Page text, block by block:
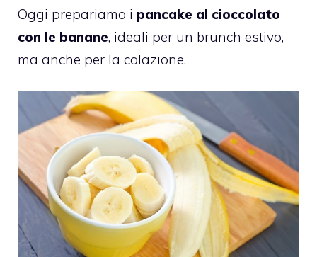
Oggi prepariamo i pancake al cioccolato
con le banane, ideali per un brunch estivo,
ma anche per la colazione.